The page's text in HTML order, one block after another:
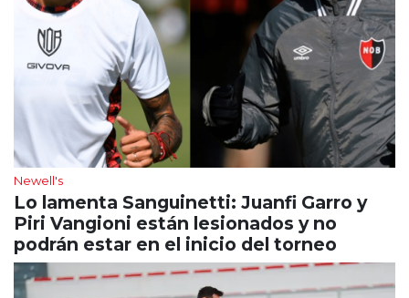
Newell's
Lo lamenta Sanguinetti: Juanfi Garro y
Piri Vangioni están lesionados y no
podrán estar en el inicio del torneo